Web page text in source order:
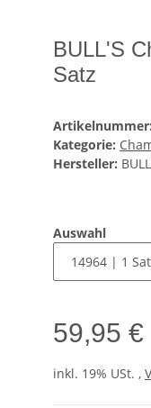
BULL'S
Satz
Artikelnummer:
Kategorie:
Hersteller:
Auswahl
59,95 €
inkl. 19% USt. ,